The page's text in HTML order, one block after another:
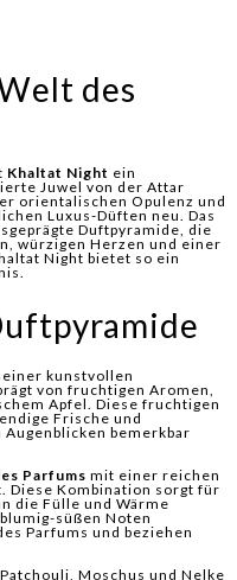
des
Khaltat Night ein
Juwel von der Attar
orientalischen Opulenz und
Luxus-Düften neu. Das
Duftpyramide, die
würzigen Herzen und einer
Night bietet so ein
kunstvollen
von fruchtigen Aromen,
Apfel. Diese fruchtigen
Frische und
bemerkbar
Parfums mit einer reichen
Diese Kombination sorgt für
die Fülle und Wärme
süßen Noten
Parfums und beziehen
Moschus und Nelke